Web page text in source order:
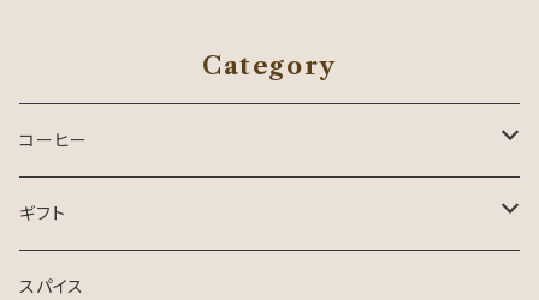
Category
コーヒー
コーヒー
ドリップパック
ギフト
お中元・夏ギフト
スパイス